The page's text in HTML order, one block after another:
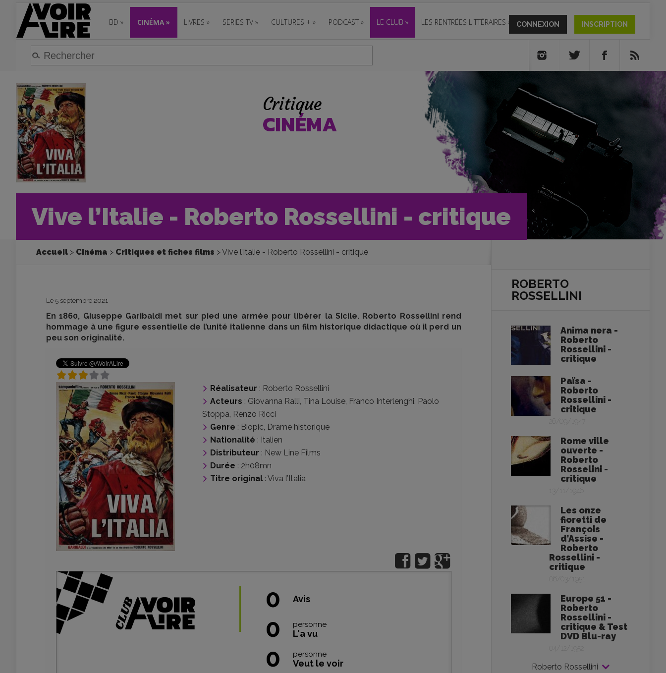
BD » CINÉMA » LIVRES » SERIES TV » CULTURES + » PODCAST » LE CLUB » LES RENTRÉES LITTÉRAIRES » CONNEXION INSCRIPTION
Critique
CINÉMA
Vive l’Italie - Roberto Rossellini - critique
Accueil Cinéma Critiques et fiches films Vive l’Italie - Roberto Rossellini - critique
Le 5 septembre 2021
En 1860, Giuseppe Garibaldi met sur pied une armée pour libérer la Sicile. Roberto Rossellini rend
hommage à une figure essentielle de l’unité italienne dans un film historique didactique où il perd un
peu son originalité.
Réalisateur : Roberto Rossellini
Acteurs : Giovanna Ralli, Tina Louise, Franco Interlenghi, Paolo
Stoppa, Renzo Ricci
Genre : Biopic, Drame historique
Nationalité : Italien
Distributeur : New Line Films
Durée : 2h08mn
Titre original : Viva l’Italia
0 Avis
0 personne
L'a vu
0 personne
Veut le voir
ROBERTO
ROSSELLINI
Anima nera -
Roberto
Rossellini -
critique
Païsa -
Roberto
Rossellini -
critique
26/09/1947
Rome ville
ouverte -
Roberto
Rosselini -
critique
13/11/1946
Les onze
fioretti de
François
d’Assise -
Roberto
Rossellini -
critique
Europe 51 -
Roberto
Rossellini -
critique & Test
DVD Blu-ray
04/12/1952
Roberto Rossellini